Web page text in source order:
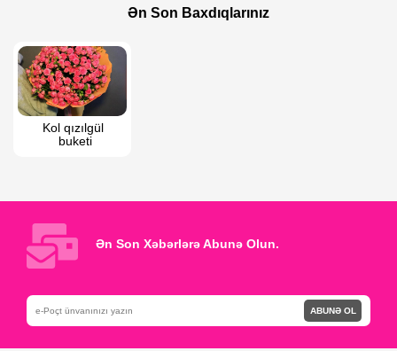
Kust qızılgül buketiƏn Son Baxdıqlarınız
Kol qızılgül
buketi
Ən Son Xəbərlərə Abunə Olun.
ABUNƏ OL